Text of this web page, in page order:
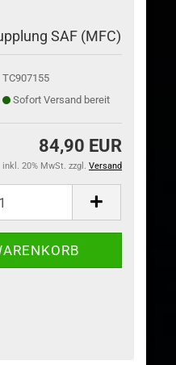
SAF (MFC)
TC907155
Sofort Versand bereit
84,90 EUR
inkl. 20% MwSt. zzgl. Versand